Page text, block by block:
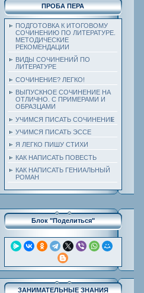
ПРОБА ПЕРА
ПОДГОТОВКА К ИТОГОВОМУ
СОЧИНЕНИЮ ПО ЛИТЕРАТУРЕ.
МЕТОДИЧЕСКИЕ
РЕКОМЕНДАЦИИ
ВИДЫ СОЧИНЕНИЙ ПО
ЛИТЕРАТУРЕ
СОЧИНЕНИЕ? ЛЕГКО!
ВЫПУСКНОЕ СОЧИНЕНИЕ НА
ОТЛИЧНО. С ПРИМЕРАМИ И
ОБРАЗЦАМИ
УЧИМСЯ ПИСАТЬ СОЧИНЕНИЕ
УЧИМСЯ ПИСАТЬ ЭССЕ
Я ЛЕГКО ПИШУ СТИХИ
КАК НАПИСАТЬ ПОВЕСТЬ
КАК НАПИСАТЬ ГЕНИАЛЬНЫЙ
РОМАН
Блок "Поделиться"
ЗАНИМАТЕЛЬНЫЕ ЗНАНИЯ